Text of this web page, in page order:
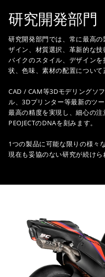
研究開発部門
研究開発部門では、常に最高
ザイン、材質選択、革新的な
バイクのスタイル、デザイン
状、色味、素材の配置について
CAD / CAM等3Dモデリングソ
ル、3Dプリンター等最新のツ
最高の精度を実現し、細心の
PEOJECTのDNAを刻みます。
1つの製品に可能な限りの様々
現在も妥協のない研究が続けら